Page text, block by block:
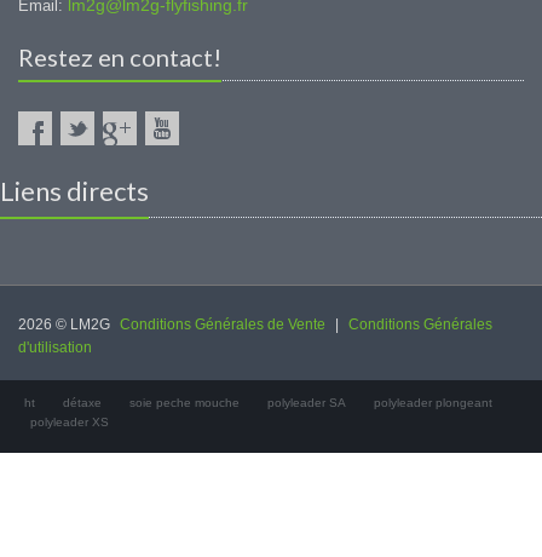
Email: lm2g@lm2g-flyfishing.fr
Restez en contact!
Liens directs
2026 © LM2G Conditions Générales de Vente
Conditions Générales
d'utilisation
ht détaxe soie peche mouche polyleader SA
polyleader plongeant
polyleader XS